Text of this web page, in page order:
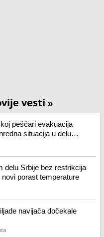
vesti »
peščari evakuacija
situacija u delu
delu Srbije bez restrikcija
porast temperature
navijača dočekale